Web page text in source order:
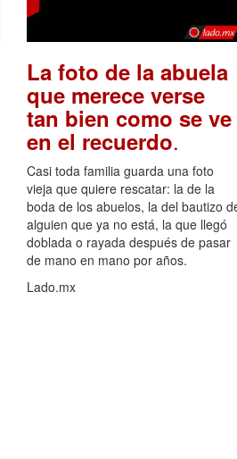
La foto de la abuela
que merece verse
tan bien como se ve
en el recuerdo.
Casi toda familia guarda una foto
vieja que quiere rescatar: la de la
boda de los abuelos, la del bautizo
alguien que ya no está, la que llegó
doblada o rayada después de pasar
de mano en mano por años.
Lado.mx